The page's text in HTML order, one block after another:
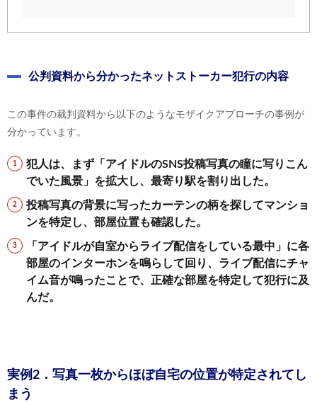
公判資料から分かったネットストーカー犯行の内容
この事件の裁判資料から以下のようなモザイクアプローチの事例が
分かっています。
犯人は、まず「アイドルのSNS投稿写真の瞳に写りこん
でいた風景」を拡大し、最寄り駅を割り出した。
投稿写真の背景に写ったカーテンの柄を探してマンショ
ンを特定し、部屋位置も確認した。
「アイドルが自室からライブ配信をしている最中」に各
部屋のインターホンを鳴らして回り、ライブ配信にチャ
イム音が鳴ったことで、正確な部屋を特定して犯行に及
んだ。
実例2．写真一枚からほぼ自宅の位置が特定されてし
まう